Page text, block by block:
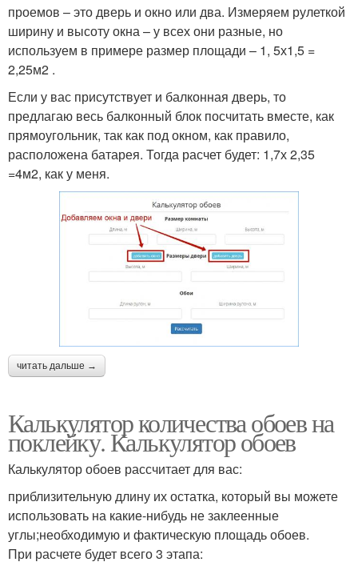
проемов – это дверь и окно или два. Измеряем рулеткой
ширину и высоту окна – у всех они разные, но
используем в примере размер площади – 1, 5х1,5 =
2,25м2 .
Если у вас присутствует и балконная дверь, то
предлагаю весь балконный блок посчитать вместе, как
прямоугольник, так как под окном, как правило,
расположена батарея. Тогда расчет будет: 1,7х 2,35
=4м2, как у меня.
читать дальше →
Калькулятор количества обоев на
поклейку. Калькулятор обоев
Калькулятор обоев рассчитает для вас:
приблизительную длину их остатка, который вы можете
использовать на какие-нибудь не заклеенные
углы;необходимую и фактическую площадь обоев.
При расчете будет всего 3 этапа: